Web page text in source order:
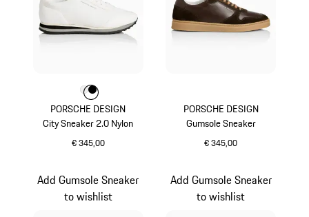
PORSCHE DESIGN
City Sneaker 2.0 Nylon
€ 345,00
Kleur
KleurKleur
PORSCHE DESIGN
Gumsole Sneaker
€ 345,00
Add Gumsole Sneaker
to wishlist
Add Gumsole Sneaker
to wishlist